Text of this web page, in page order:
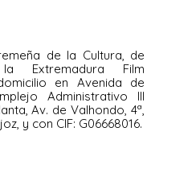
de la Cultura, de
Extremadura Film
en Avenida de
Administrativo III
Av. de Valhondo, 4ª,
y con CIF: G06668016.